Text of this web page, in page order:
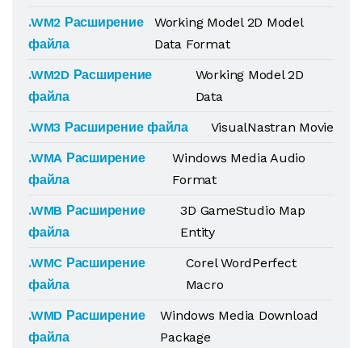
.WM2 Расширение
файла
Working Model 2D Model
Data Format
.WM2D Расширение
файла
Working Model 2D
Data
.WM3 Расширение файла
VisualNastran Movie
.WMA Расширение
файла
Windows Media Audio
Format
.WMB Расширение
файла
3D GameStudio Map
Entity
.WMC Расширение
файла
Corel WordPerfect
Macro
.WMD Расширение
файла
Windows Media Download
Package